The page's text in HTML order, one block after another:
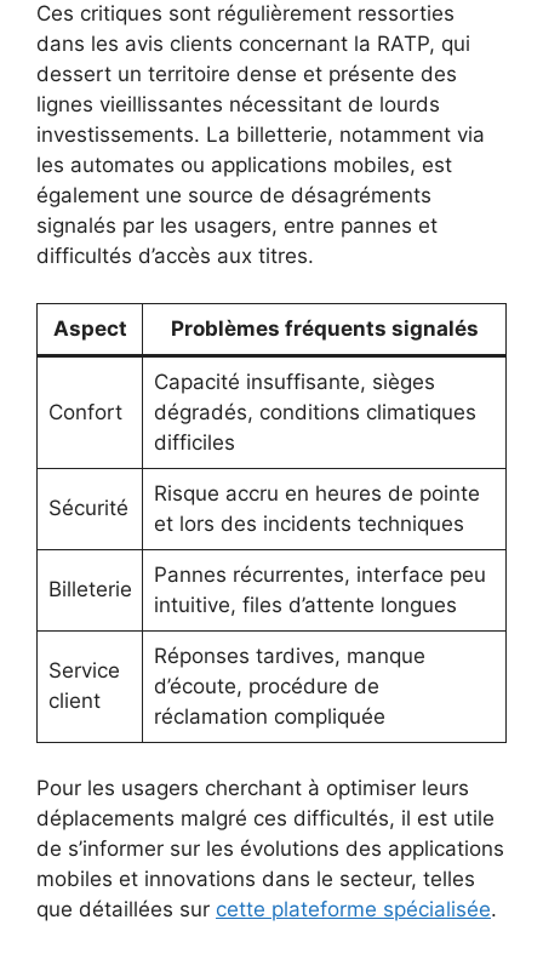
Ces critiques sont régulièrement ressorties
dans les avis clients concernant la RATP, qui
dessert un territoire dense et présente des
lignes vieillissantes nécessitant de lourds
investissements. La billetterie, notamment via
les automates ou applications mobiles, est
également une source de désagréments
signalés par les usagers, entre pannes et
difficultés d’accès aux titres.
Aspect Problèmes fréquents signalés
Confort
Capacité insuffisante, sièges
dégradés, conditions climatiques
difficiles
Sécurité
Risque accru en heures de pointe
et lors des incidents techniques
Billeterie
Pannes récurrentes, interface peu
intuitive, files d’attente longues
Service
client
Réponses tardives, manque
d’écoute, procédure de
réclamation compliquée
Pour les usagers cherchant à optimiser leurs
déplacements malgré ces difficultés, il est utile
de s’informer sur les évolutions des applications
mobiles et innovations dans le secteur, telles
que détaillées sur cette plateforme spécialisée.